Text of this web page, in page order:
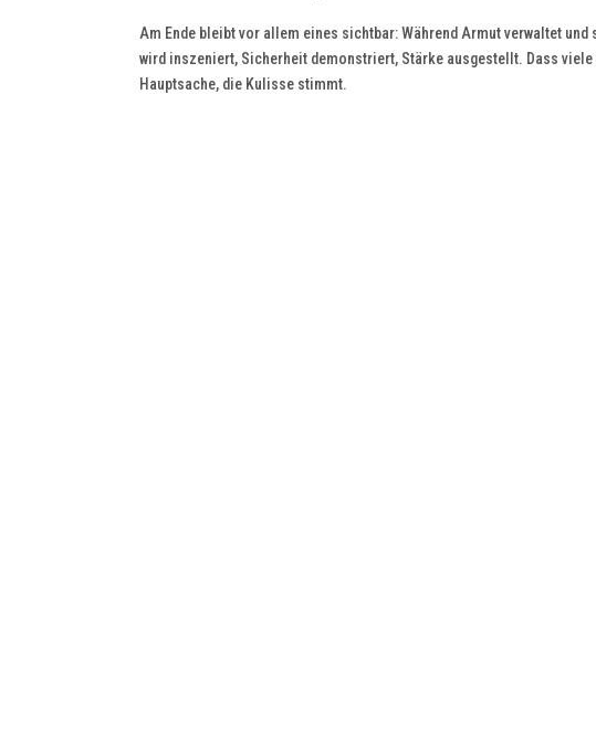
Am Ende bleibt vor allem eines sichtbar: Während Armut verwaltet
wird inszeniert, Sicherheit demonstriert, Stärke ausgestellt. Dass
Hauptsache, die Kulisse stimmt.